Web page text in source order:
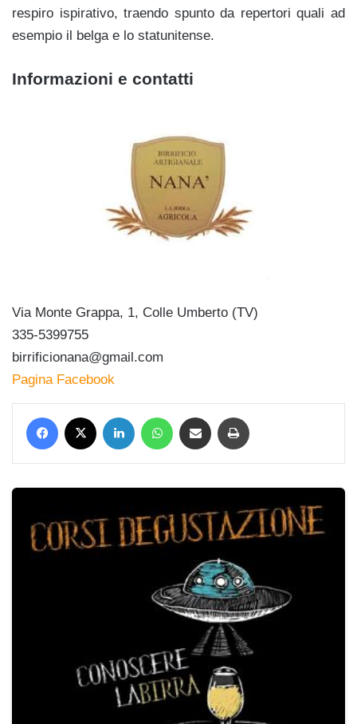
respiro ispirativo, traendo spunto da repertori quali ad
esempio il belga e lo statunitense.
Informazioni e contatti
Via Monte Grappa, 1, Colle Umberto (TV)
335-5399755
birrificionana@gmail.com
Pagina Facebook
Facebook LinkedIn WhatsApp Condividi via mail